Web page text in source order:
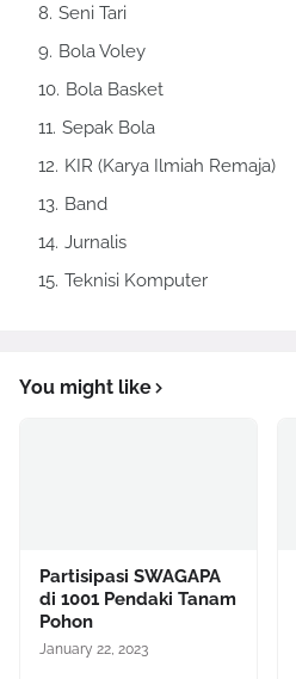
Seni Tari
Bola Voley
Bola Basket
Sepak Bola
KIR (Karya Ilmiah Remaja)
Band
Jurnalis
Teknisi Komputer
You might like
Partisipasi SWAGAPA
di 1001 Pendaki Tanam
Pohon
January 22, 2023